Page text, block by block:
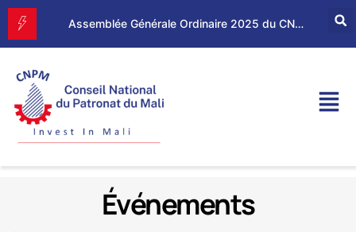
Assemblée Générale Ordinaire 2025 du CNPM
Événements